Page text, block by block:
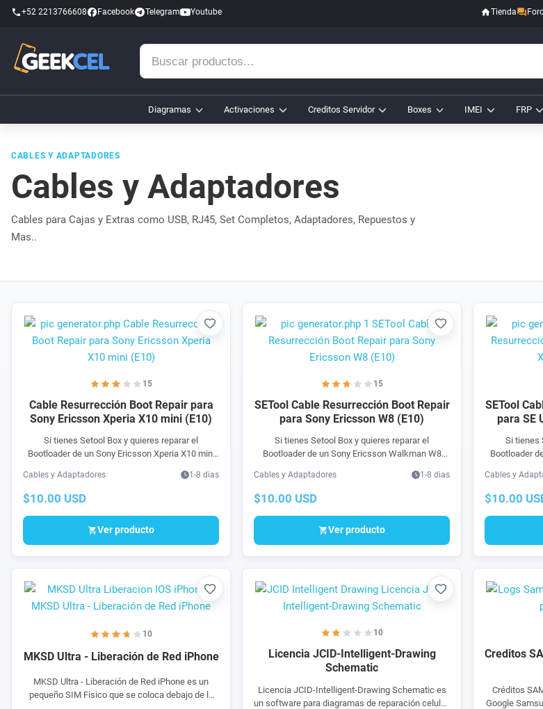
+52 2213766608 Facebook Telegram Youtube Tienda
Buscar
productos...
Diagramas Activaciones Creditos Servidor Boxes IMEI FRP
CABLES Y ADAPTADORES
Cables y Adaptadores
Cables para Cajas y Extras como USB, RJ45, Set Completos, Adaptadores, Repuestos y
Mas..
Favorito
15
Cable Resurrección Boot Repair para
Sony Ericsson Xperia X10 mini (E10)
Si tienes Setool Box y quieres reparar el
Bootloader de un Sony Ericsson Xperia X10 mini
posible. Compra SETool Cable Resurrección para
reparar bootloader de Sony Ericsson Xperia X10
reparación de inicio. Envíos a México o cualquier
parte del mundo, 100% rápido y seguro. Puedes
pagar fácil en linea con Tarjeta, Mercado Pago,
Paypal o en efectivo en OXXO, Banamex, Western
Cables y Adaptadores 1-8 dias
$10.00 USD
Ver producto
Favorito
15
SETool Cable Resurrección Boot Repair
para Sony Ericsson W8 (E10)
Si tienes Setool Box y quieres reparar el
Bootloader de un Sony Ericsson Walkman W8
posible. Compra SETool Cable Resurrección para
reparar bootloader de Sony Ericsson W8 (E10) 0
mundo, 100% rápido y seguro. Puedes pagar fácil
en linea con Tarjeta, Mercado Pago, Paypal o en
efectivo en OXXO, Banamex, Western Union o
Cables y Adaptadores 1-8 dias
$10.00 USD
Ver producto
SETool
para SE
Si tienes
Bootloader
es posible.
para reparar
cualquier
Puedes
Pago,
Cables y
$10.00
Favorito
10
MKSD Ultra - Liberación de Red iPhone
MKSD Ultra - Liberación de Red iPhone es un
pequeño SIM Fisico que se coloca debajo de la
Favorito
10
Licencia JCID-Intelligent-Drawing
Schematic
Licencia JCID-Intelligent-Drawing Schematic es
un software para diagramas de reparación celular.
Creditos
Créditos
Google